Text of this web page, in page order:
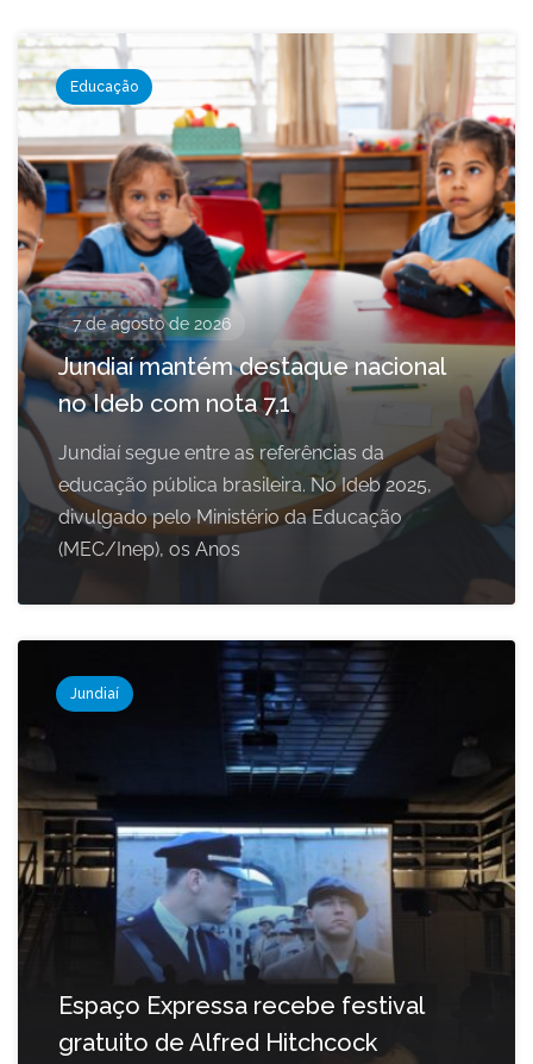
Educação
7 de agosto de 2026
Jundiaí mantém destaque nacional
no Ideb com nota 7,1
Jundiaí segue entre as referências da
educação pública brasileira. No Ideb 2025,
divulgado pelo Ministério da Educação
(MEC/Inep), os Anos
Jundiaí
Espaço Expressa recebe festival
gratuito de Alfred Hitchcock